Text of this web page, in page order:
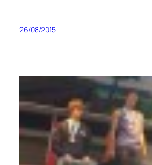
26/08/2015